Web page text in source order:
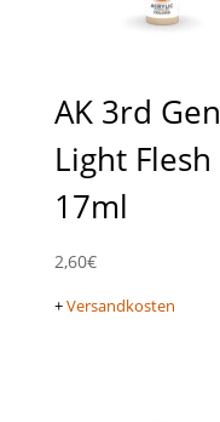
AK 3rd Gen
Light Flesh
17ml
2,60€
+Versandkosten